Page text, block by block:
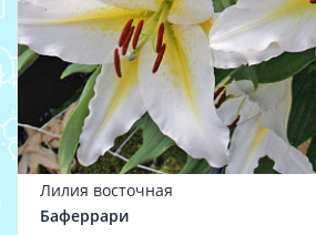
Лилия восточная
Баферрари